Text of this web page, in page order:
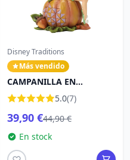
Disney Traditions
Más vendido
CAMPANILLA EN
CALABAZA - DISNEY
TRADITIONS
5.0(7)
39,90 €44,90 €
En stock